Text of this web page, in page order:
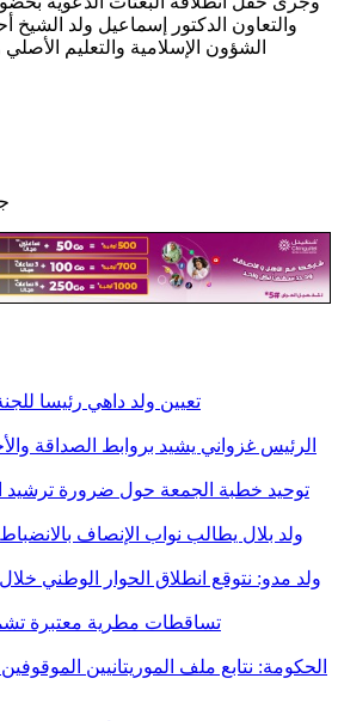
والتعاون الدكتور إسماعيل ولد الشيخ
الشؤون الإسلامية والتعليم
تعيين ولد داهي رئيسا
الرئيس غزواني يشيد بروابط الصداقة
توحيد خطبة الجمعة حول ضرورة ترشيد
ولد بلال يطالب نواب الإنصاف
ولد مدو: نتوقع انطلاق الحوار الوطني
تساقطات مطرية معتبرة
الحكومة: نتابع ملف الموريتانيين